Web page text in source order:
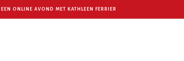
EEN ONLINE AVOND MET KATHLEEN FERRIER